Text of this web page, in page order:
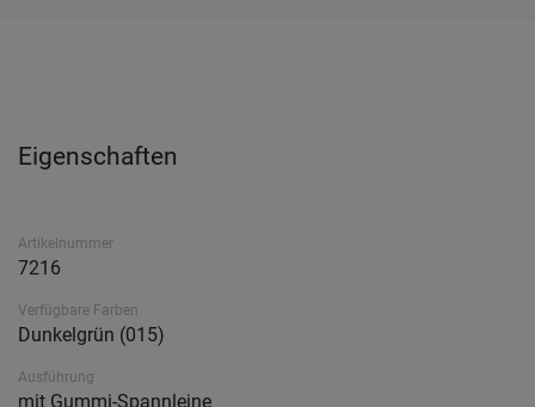
Eigenschaften
Artikelnummer
7216
Verfügbare Farben
Dunkelgrün (015)
Ausführung
mit Gummi-Spannleine